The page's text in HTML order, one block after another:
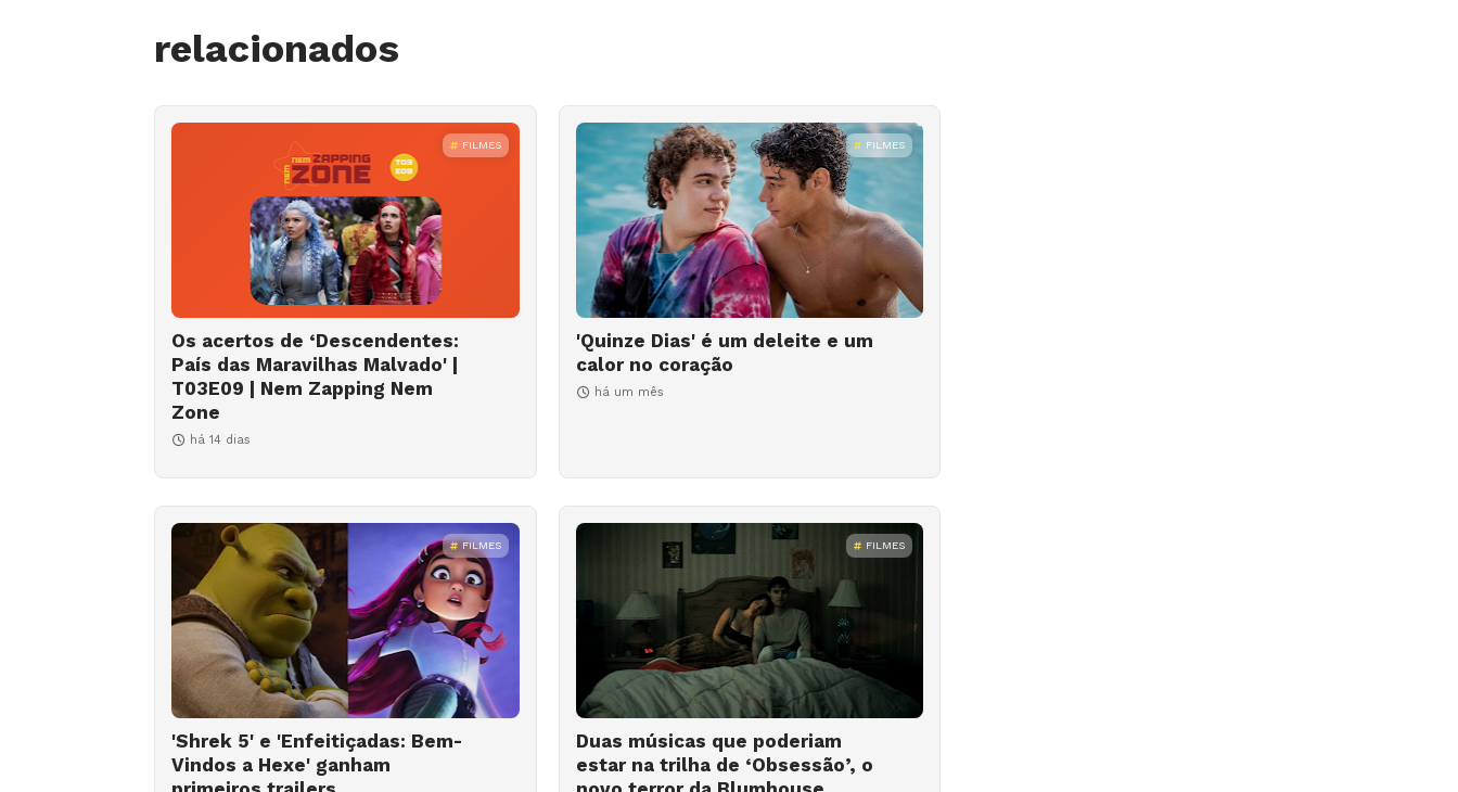
relacionados
FILMES
Os acertos de ‘Descendentes:
País das Maravilhas Malvado' |
T03E09 | Nem Zapping Nem
Zone
há 14 dias
FILMES
'Quinze Dias' é um deleite e um
calor no coração
há um mês
FILMES
'Shrek 5' e 'Enfeitiçadas: Bem-
Vindos a Hexe' ganham
FILMES
Duas músicas que poderiam
estar na trilha de ‘Obsessão’, o